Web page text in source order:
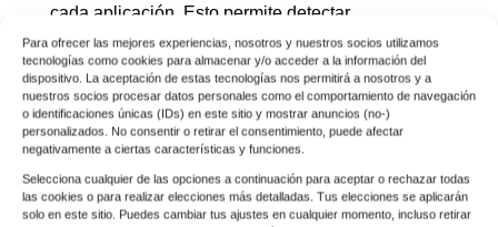
Para ofrecer las mejores experiencias, nosotros y nuestros socios utilizamos
tecnologías como cookies para almacenar y/o acceder a la información del
dispositivo. La aceptación de estas tecnologías nos permitirá a nosotros y a
nuestros socios procesar datos personales como el comportamiento de navegación
o identificaciones únicas (IDs) en este sitio y mostrar anuncios (no-)
personalizados. No consentir o retirar el consentimiento, puede afectar
negativamente a ciertas características y funciones.
Selecciona cualquier de las opciones a continuación para aceptar o rechazar todas
las cookies o para realizar elecciones más detalladas. Tus elecciones se aplicarán
solo en este sitio. Puedes cambiar tus ajustes en cualquier momento, incluso retirar
cada aplicación. Esto permite detectar
comportamientos anómalos y shadow IT de forma
temprana. Sin embargo, el CASB por sí solo no
inspecciona el contenido de los archivos en
profundidad.